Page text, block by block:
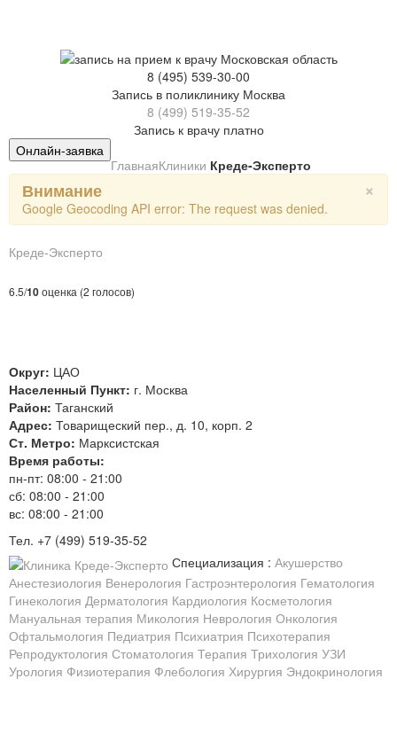
8 (495) 539-30-00
Запись в поликлинику Москва
8 (499) 519-35-52
Запись к врачу платно
Онлайн-заявка
ГлавнаяКлиники Креде-Эксперто
×
Внимание
Google Geocoding API error: The request was denied.
Креде-Эксперто
6.5/10оценка (2 голосов)
Округ: ЦАО
Населенный Пункт: г. Москва
Район: Таганский
Адрес: Товарищеский пер., д. 10, корп. 2
Ст. Метро: Марксистская
Время работы:
пн-пт: 08:00 - 21:00
сб: 08:00 - 21:00
вс: 08:00 - 21:00
Тел. +7 (499) 519-35-52
Специализация : Акушерство
Анестезиология Венерология Гастроэнтерология Гематология
Гинекология Дерматология Кардиология Косметология
Мануальная терапия Микология Неврология Онкология
Офтальмология Педиатрия Психиатрия Психотерапия
Репродуктология Стоматология Терапия Трихология УЗИ
Урология Физиотерапия Флебология Хирургия Эндокринология